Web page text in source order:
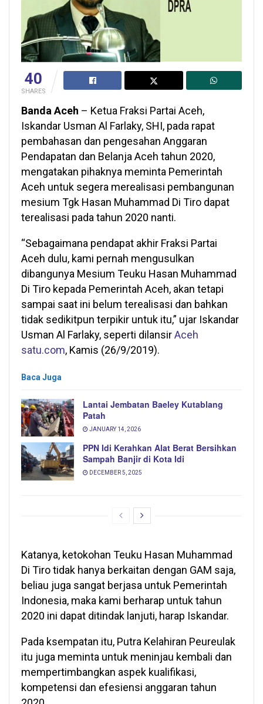
40
SHARES
Banda Aceh – Ketua Fraksi Partai Aceh,
Iskandar Usman Al Farlaky, SHI, pada rapat
pembahasan dan pengesahan Anggaran
Pendapatan dan Belanja Aceh tahun 2020,
mengatakan pihaknya meminta Pemerintah
Aceh untuk segera merealisasi pembangunan
mesium Tgk Hasan Muhammad Di Tiro dapat
terealisasi pada tahun 2020 nanti.
“Sebagaimana pendapat akhir Fraksi Partai
Aceh dulu, kami pernah mengusulkan
dibangunya Mesium Teuku Hasan Muhammad
Di Tiro kepada Pemerintah Aceh, akan tetapi
sampai saat ini belum terealisasi dan bahkan
tidak sedikitpun terpikir untuk itu,” ujar Iskandar
Usman Al Farlaky, seperti dilansirAceh
satu.com, Kamis (26/9/2019).
Baca Juga
Lantai Jembatan Baeley Kutablang
Patah
JANUARY 14, 2026
PPN Idi Kerahkan Alat Berat Bersihkan
Sampah Banjir di Kota Idi
DECEMBER 5, 2025
Katanya, ketokohan Teuku Hasan Muhammad
Di Tiro tidak hanya berkaitan dengan GAM saja,
beliau juga sangat berjasa untuk Pemerintah
Indonesia, maka kami berharap untuk tahun
2020 ini dapat ditindak lanjuti, harap Iskandar.
Pada ksempatan itu, Putra Kelahiran Peureulak
itu juga meminta untuk meninjau kembali dan
mempertimbangkan aspek kualifikasi,
kompetensi dan efesiensi anggaran tahun